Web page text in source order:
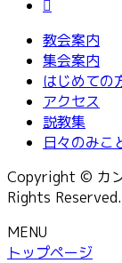
教会案内
集会案内
はじめての
アクセス
説教集
日々のみこ
Copyright © カ
Rights Reserved.
MENU
トップページ